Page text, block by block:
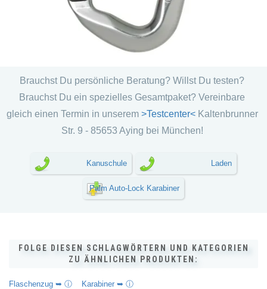
Brauchst Du persönliche Beratung? Willst Du testen?
Brauchst Du ein spezielles Gesamtpaket? Vereinbare
gleich einen Termin in unserem>Testcenter< Kaltenbrunner
Str. 9 - 85653 Aying bei München!
Kanuschule Laden
Palm Auto-Lock Karabiner
FOLGE DIESEN SCHLAGWÖRTERN UND KATEGORIEN
ZU ÄHNLICHEN PRODUKTEN:
Flaschenzug ➥ ⓘ Karabiner ➥ ⓘ